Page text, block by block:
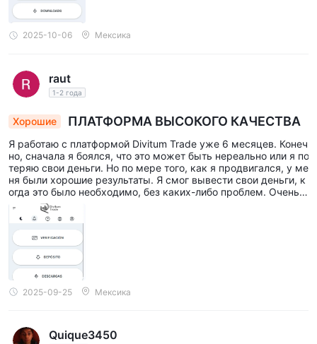
2025-10-06 Мексика
raut
1-2 года
Хорошие ПЛАТФОРМА ВЫСОКОГО КАЧЕСТВА
Я работаю с платформой Divitum Trade уже 6 месяцев. Конеч
но, сначала я боялся, что это может быть нереально или я по
теряю свои деньги. Но по мере того, как я продвигался, у ме
ня были хорошие результаты. Я смог вывести свои деньги, к
огда это было необходимо, без каких-либо проблем. Очень р
екомендую эту платформу.
2025-09-25 Мексика
Quique3450